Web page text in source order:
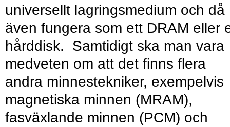
universellt lagringsmedium och då
även fungera som ett DRAM eller
hårddisk. Samtidigt ska man vara
medveten om att det finns flera
andra minnestekniker, exempelvis
magnetiska minnen (MRAM),
fasväxlande minnen (PCM) och